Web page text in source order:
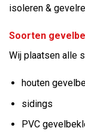
isoleren &
Soorten
Wij plaatsen alle
houten
sidings
PVC